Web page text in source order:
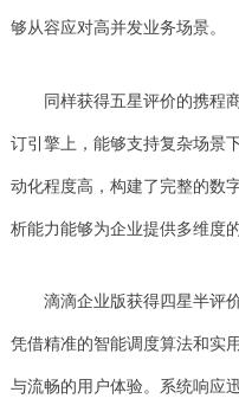
够从容应对高并发业务场景。
同样获得五星评价的携程
订引擎上，能够支持复杂场景
动化程度高，构建了完整的数
析能力能够为企业提供多维度
滴滴企业版获得四星半评
凭借精准的智能调度算法和实
与流畅的用户体验。系统响应